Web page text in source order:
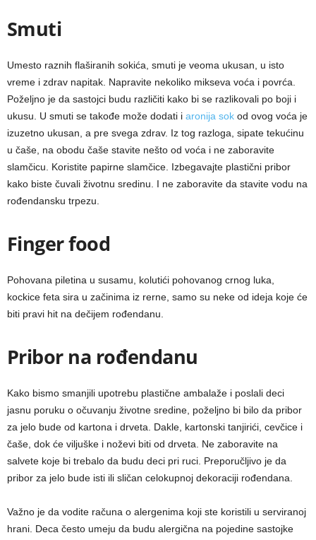
Smuti
Umesto raznih flaširanih sokića, smuti je veoma ukusan, u isto
vreme i zdrav napitak. Napravite nekoliko mikseva voća i povrća.
Poželjno je da sastojci budu različiti kako bi se razlikovali po boji i
ukusu. U smuti se takođe može dodati i aronija sok od ovog voća je
izuzetno ukusan, a pre svega zdrav. Iz tog razloga, sipate tekućinu
u čaše, na obodu čaše stavite nešto od voća i ne zaboravite
slamčicu. Koristite papirne slamčice. Izbegavajte plastični pribor
kako biste čuvali životnu sredinu. I ne zaboravite da stavite vodu na
rođendansku trpezu.
Finger food
Pohovana piletina u susamu, kolutići pohovanog crnog luka,
kockice feta sira u začinima iz rerne, samo su neke od ideja koje će
biti pravi hit na dečijem rođendanu.
Pribor na rođendanu
Kako bismo smanjili upotrebu plastične ambalaže i poslali deci
jasnu poruku o očuvanju životne sredine, poželjno bi bilo da pribor
za jelo bude od kartona i drveta. Dakle, kartonski tanjirići, cevčice i
čaše, dok će viljuške i noževi biti od drveta. Ne zaboravite na
salvete koje bi trebalo da budu deci pri ruci. Preporučljivo je da
pribor za jelo bude isti ili sličan celokupnoj dekoraciji rođendana.
Važno je da vodite računa o alergenima koji ste koristili u serviranoj
hrani. Deca često umeju da budu alergična na pojedine sastojke